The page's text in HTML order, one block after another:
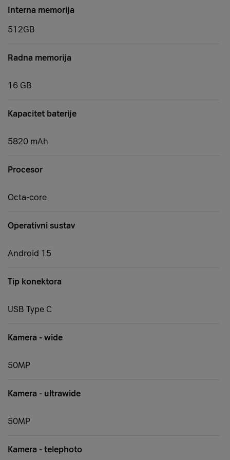
Interna memorija
512GB
Radna memorija
16 GB
Kapacitet baterije
5820 mAh
Procesor
Octa-core
Operativni sustav
Android 15
Tip konektora
USB Type C
Kamera - wide
50MP
Kamera - ultrawide
50MP
Kamera - telephoto